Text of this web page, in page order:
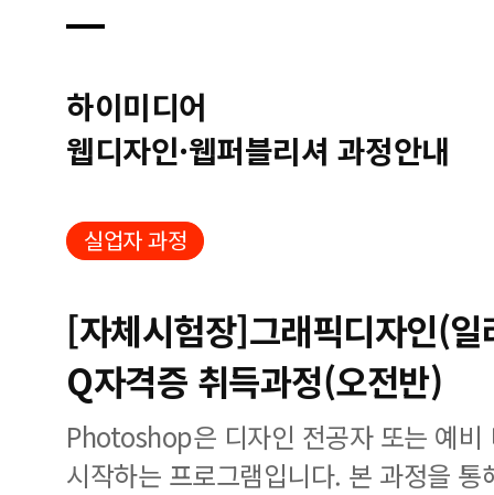
하이미디어
웹디자인·웹퍼블리셔 과정안내
실업자 과정
[자체시험장]그래픽디자인(
Q자격증 취득과정(오전반)
Photoshop은 디자인 전공자 또는 예비
시작하는 프로그램입니다. 본 과정을